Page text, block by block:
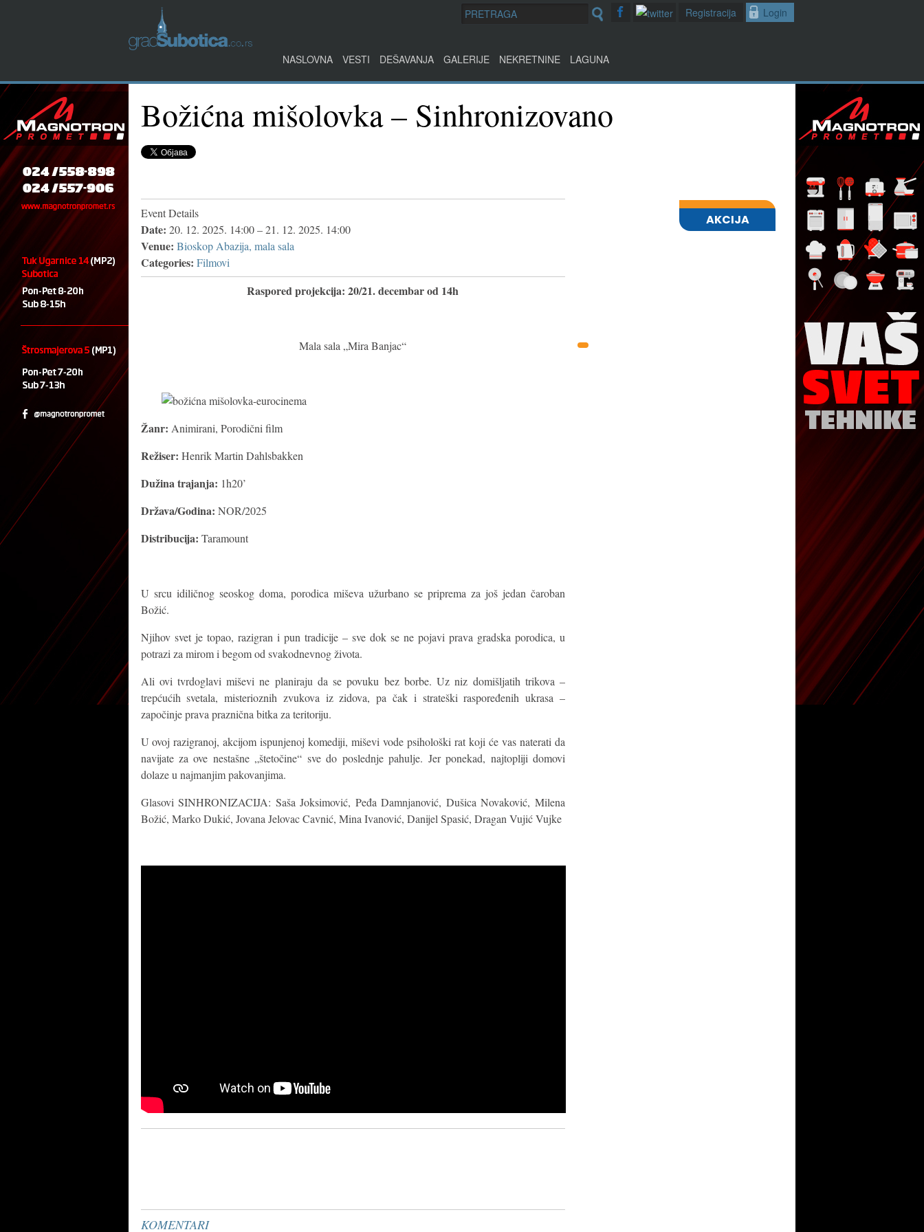
Login
Registracija
NASLOVNA VESTI DEŠAVANJA GALERIJE NEKRETNINE LAGUNA
Božićna mišolovka – Sinhronizovano
Event Details
Date: 20. 12. 2025. 14:00–21. 12. 2025. 14:00
Venue: Bioskop Abazija, mala sala
Categories: Filmovi
Raspored projekcija:20/21. decembar od 14h
Mala sala „Mira Banjac“
Žanr: Animirani, Porodični film
Režiser: Henrik Martin Dahlsbakken
Dužina trajanja: 1h20’
Država/Godina: NOR/2025
Distribucija: Taramount
U srcu idiličnog seoskog doma, porodica miševa užurbano se priprema za još jedan čaroban
Božić.
Njihov svet je topao, razigran i pun tradicije – sve dok se ne pojavi prava gradska porodica, u
potrazi za mirom i begom od svakodnevnog života.
Ali ovi tvrdoglavi miševi ne planiraju da se povuku bez borbe. Uz niz domišljatih trikova –
trepćućih svetala, misterioznih zvukova iz zidova, pa čak i strateški raspoređenih ukrasa –
započinje prava praznična bitka za teritoriju.
U ovoj razigranoj, akcijom ispunjenoj komediji, miševi vode psihološki rat koji će vas naterati da
navijate za ove nestašne „štetočine“ sve do poslednje pahulje. Jer ponekad, najtopliji domovi
dolaze u najmanjim pakovanjima.
Glasovi SINHRONIZACIJA: Saša Joksimović, Peđa Damnjanović, Dušica Novaković, Milena
Božić, Marko Dukić, Jovana Jelovac Cavnić, Mina Ivanović, Danijel Spasić, Dragan Vujić Vujke
KOMENTARI